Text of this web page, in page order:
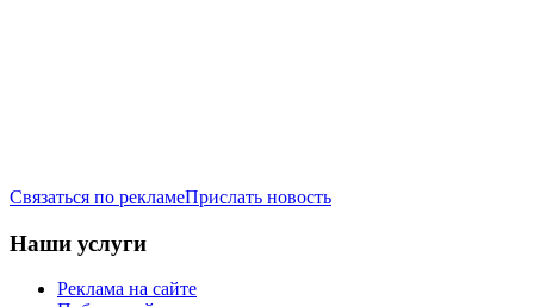
Связаться по рекламеПрислать новость
Наши услуги
Реклама на сайте